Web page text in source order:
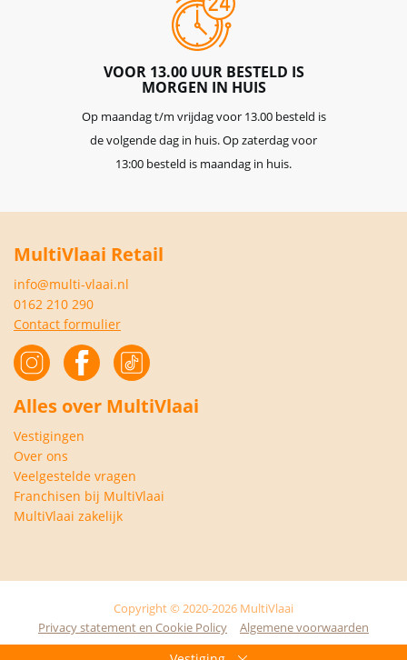
VOOR 13.00 UUR BESTELD IS
MORGEN IN HUIS
Op maandag t/m vrijdag voor 13.00 besteld is
de volgende dag in huis. Op zaterdag voor
13:00 besteld is maandag in huis.
MultiVlaai Retail
info@multi-vlaai.nl
0162 210 290
Contact formulier
Alles over MultiVlaai
Vestigingen
Over ons
Veelgestelde vragen
Franchisen bij MultiVlaai
MultiVlaai zakelijk
Copyright © 2020-2026 MultiVlaai
Privacy statement en Cookie Policy
Algemene voorwaarden